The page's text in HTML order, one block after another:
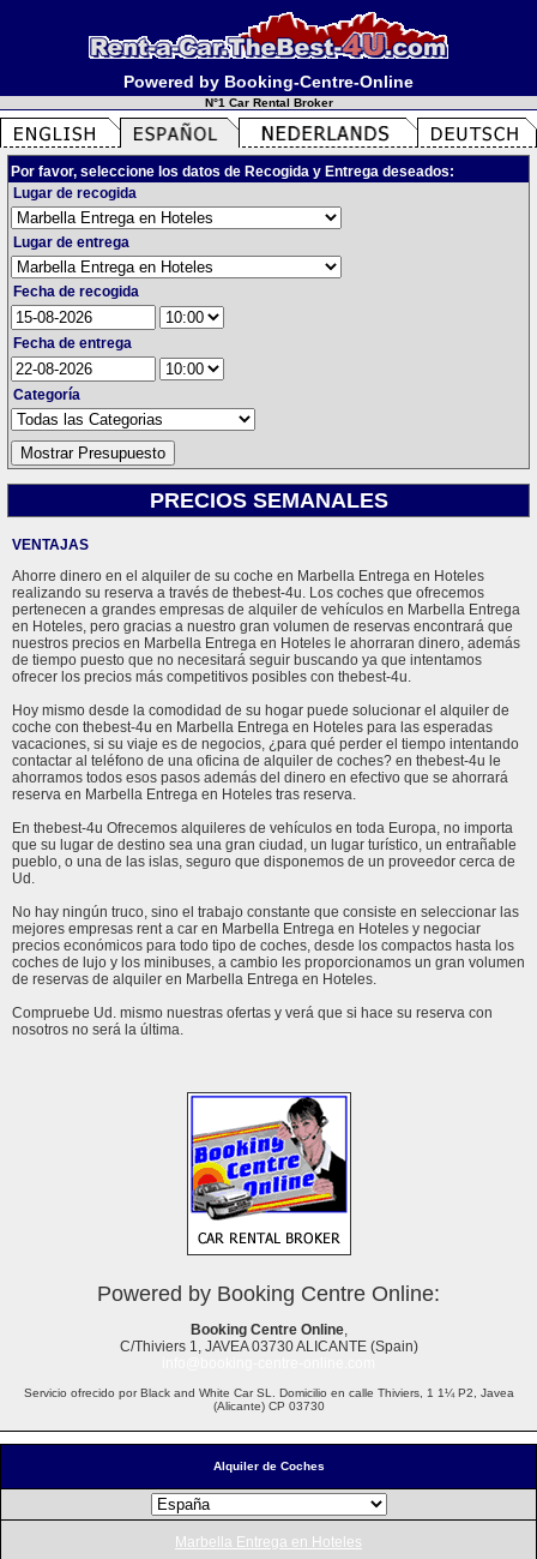
Powered by Booking-Centre-Online
N°1 Car Rental Broker
Alquiler de Coches
Marbella Entrega en Hoteles
Por favor, seleccione los datos de Recogida y Entrega deseados:
Lugar de recogida
Lugar de entrega
Fecha de recogida
Fecha de entrega
Categoría
PRECIOS SEMANALES
VENTAJAS
Ahorre dinero en el alquiler de su coche en Marbella Entrega en Hoteles
realizando su reserva a través de thebest-4u. Los coches que ofrecemos
pertenecen a grandes empresas de alquiler de vehículos en Marbella Entrega
en Hoteles, pero gracias a nuestro gran volumen de reservas encontrará que
nuestros precios en Marbella Entrega en Hoteles le ahorraran dinero, además
de tiempo puesto que no necesitará seguir buscando ya que intentamos
ofrecer los precios más competitivos posibles con thebest-4u.
Hoy mismo desde la comodidad de su hogar puede solucionar el alquiler de
coche con thebest-4u en Marbella Entrega en Hoteles para las esperadas
vacaciones, si su viaje es de negocios, ¿para qué perder el tiempo intentando
contactar al teléfono de una oficina de alquiler de coches? en thebest-4u le
ahorramos todos esos pasos además del dinero en efectivo que se ahorrará
reserva en Marbella Entrega en Hoteles tras reserva.
En thebest-4u Ofrecemos alquileres de vehículos en toda Europa, no importa
que su lugar de destino sea una gran ciudad, un lugar turístico, un entrañable
pueblo, o una de las islas, seguro que disponemos de un proveedor cerca de
Ud.
No hay ningún truco, sino el trabajo constante que consiste en seleccionar las
mejores empresas rent a car en Marbella Entrega en Hoteles y negociar
precios económicos para todo tipo de coches, desde los compactos hasta los
coches de lujo y los minibuses, a cambio les proporcionamos un gran volumen
de reservas de alquiler en Marbella Entrega en Hoteles.
Compruebe Ud. mismo nuestras ofertas y verá que si hace su reserva con
nosotros no será la última.
Powered by Booking Centre Online:
Booking Centre Online,
C/Thiviers 1, JAVEA 03730 ALICANTE (Spain)
Servicio ofrecido por Black and White Car SL. Domicilio en calle Thiviers, 1 1¼ P2, Javea
(Alicante) CP 03730